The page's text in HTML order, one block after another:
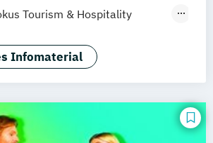
Vollzeit Duales Studium
Tourism & Hospitality
auf Immobilienwirtschaft
Administration (60 CP)
Infomaterial